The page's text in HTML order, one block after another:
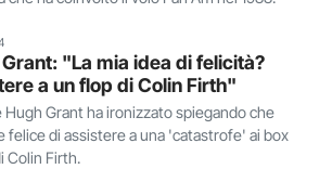
"La mia idea di felicità?
a un flop di Colin Firth"
Hugh Grant ha ironizzato spiegando che
felice di assistere a una 'catastrofe' ai box
Colin Firth.